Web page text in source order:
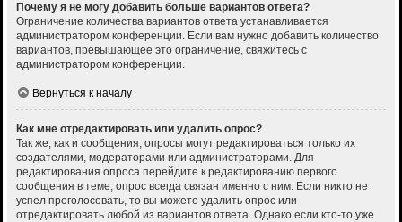
Почему я не могу добавить больше вариантов ответа?
Ограничение количества вариантов ответа устанавливается
администратором конференции. Если вам нужно добавить количество
вариантов, превышающее это ограничение, свяжитесь с
администратором конференции.
Вернуться к началу
Как мне отредактировать или удалить опрос?
Так же, как и сообщения, опросы могут редактироваться только их
создателями, модераторами или администраторами. Для
редактирования опроса перейдите к редактированию первого
сообщения в теме; опрос всегда связан именно с ним. Если никто не
успел проголосовать, то вы можете удалить опрос или
отредактировать любой из вариантов ответа. Однако если кто-то уже